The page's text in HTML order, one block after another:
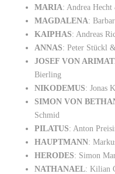
MARIA: Andrea
MAGDALENA:
KAIPHAS: Andreas
ANNAS: Peter Stückl
JOSEF VON
Bierling
NIKODEMUS: Jonas
SIMON VON
Schmid
PILATUS: Anton
HAUPTMANN:
HERODES: Simon
NATHANAEL: Kilian